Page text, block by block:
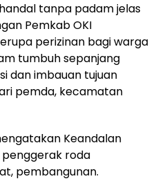
tanpa padam jelas
Pemkab OKI
perizinan bagi warga
tumbuh sepanjang
dan imbauan tujuan
pemda, kecamatan
Keandalan
roda
pembangunan.